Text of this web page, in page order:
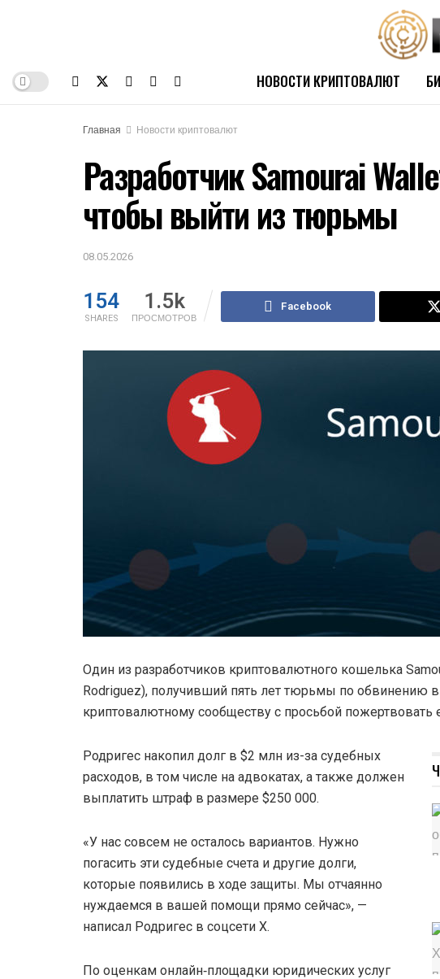
НОВОСТИ КРИПТОВАЛЮТ
Главная
Новости криптовалют
Разработчик Samourai
чтобы выйти из тюрьмы
08.05.2026
154
SHARES
1.5k
ПРОСМОТРОВ
Facebook
Один из разработчиков криптовалютного кошелька
Rodriguez), получивший пять лет тюрьмы по обвинению
криптовалютному сообществу с просьбой пожертвовать
Родригес накопил долг в $2 млн из-за судебных
расходов, в том числе на адвокатах, а также должен
выплатить штраф в размере $250 000.
«У нас совсем не осталось вариантов. Нужно
погасить эти судебные счета и другие долги,
которые появились в ходе защиты. Мы отчаянно
нуждаемся в вашей помощи прямо сейчас», —
написал Родригес в соцсети Х.
По оценкам онлайн‑площадки юридических услуг